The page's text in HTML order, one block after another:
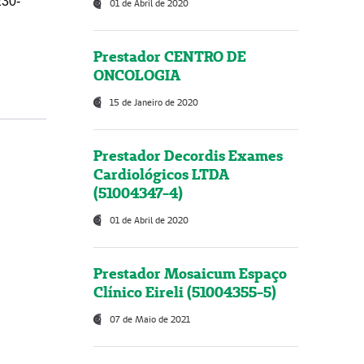
01 de Abril de 2020
Prestador CENTRO DE
ONCOLOGIA
15 de Janeiro de 2020
Prestador Decordis Exames
Cardiológicos LTDA
(51004347-4)
01 de Abril de 2020
Prestador Mosaicum Espaço
Clínico Eireli (51004355-5)
07 de Maio de 2021